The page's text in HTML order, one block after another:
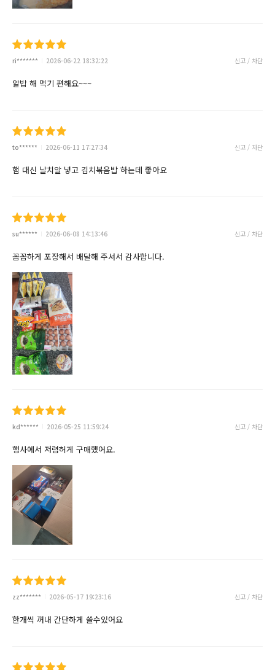
ri******* 2026-06-22 18:32:22 신고 / 차단
알밥 해 먹기 편해요~~~
to****** 2026-06-11 17:27:34 신고 / 차단
햄 대신 날치알 넣고 김치볶음밥 하는데 좋아요
su****** 2026-06-08 14:13:46 신고 / 차단
꼼꼼하게 포장해서 배달해 주셔서 감사합니다.
kd****** 2026-05-25 11:59:24 신고 / 차단
행사에서 저렴허게 구매했어요.
zz******* 2026-05-17 19:23:16 신고 / 차단
한개씩 꺼내 간단하게 쓸수있어요